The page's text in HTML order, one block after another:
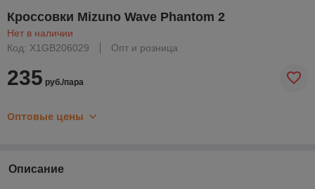
Кроссовки Mizuno Wave Phantom 2
Нет в наличии
Код: X1GB206029
Опт и розница
235 руб./пара
Оптовые цены
Описание